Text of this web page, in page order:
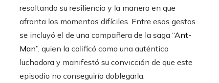
resaltando su resiliencia y la manera en que
afronta los momentos difíciles. Entre esos gestos
se incluyó el de una compañera de la saga “Ant-
Man”, quien la calificó como una auténtica
luchadora y manifestó su convicción de que este
episodio no conseguiría doblegarla.